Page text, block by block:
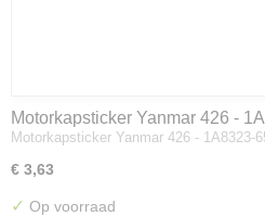
Motorkapsticker Yanmar 426 -
Motorkapsticker Yanmar 426 - 1A8323-
€ 3,63
✓ Op voorraad